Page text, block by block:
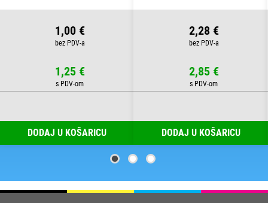
B13 BLISTER
1,00 €
1,25 €
DODAJ U KOŠARICU
2,28 €
2,85 €
DODAJ U KOŠARICU